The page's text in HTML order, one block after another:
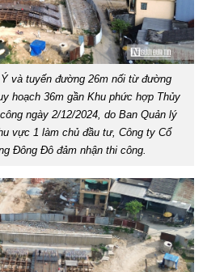
và tuyến đường 26m nối từ đường
hoạch 36m gần Khu phức hợp Thủy
ngày 2/12/2024, do Ban Quản lý
vực 1 làm chủ đầu tư, Công ty Cổ
Đông Đô đảm nhận thi công.